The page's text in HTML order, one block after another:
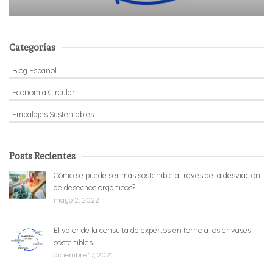
Categorías
Blog Español
Economía Circular
Embalajes Sustentables
Posts Recientes
Cómo se puede ser más sostenible a través de la desviación
de desechos orgánicos?
mayo 2, 2022
El valor de la consulta de expertos en torno a los envases
sostenibles
diciembre 17, 2021